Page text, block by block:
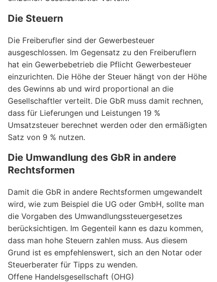
Die Steuern
Die Freiberufler sind der Gewerbesteuer
ausgeschlossen. Im Gegensatz zu den Freiberuflern
hat ein Gewerbebetrieb die Pflicht Gewerbesteuer
einzurichten. Die Höhe der Steuer hängt von der Höhe
des Gewinns ab und wird proportional an die
Gesellschaftler verteilt. Die GbR muss damit rechnen,
dass für Lieferungen und Leistungen 19 %
Umsatzsteuer berechnet werden oder den ermäßigten
Satz von 9 % nutzen.
Die Umwandlung des GbR in andere
Rechtsformen
Damit die GbR in andere Rechtsformen umgewandelt
wird, wie zum Beispiel die UG oder GmbH, sollte man
die Vorgaben des Umwandlungssteuergesetzes
berücksichtigen. Im Gegenteil kann es dazu kommen,
dass man hohe Steuern zahlen muss. Aus diesem
Grund ist es empfehlenswert, sich an den Notar oder
Steuerberater für Tipps zu wenden.
Offene Handelsgesellschaft (OHG)